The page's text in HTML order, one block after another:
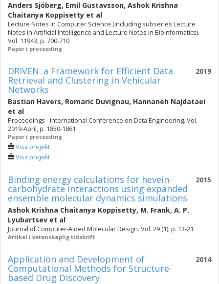
Anders Sjöberg, Emil Gustavsson, Ashok Krishna
Chaitanya Koppisetty et al
Lecture Notes in Computer Science (including subseries Lecture
Notes in Artificial Intelligence and Lecture Notes in Bioinformatics).
Vol. 11943, p. 700-710
Paper i proceeding
2019
DRIVEN: a Framework for Efficient Data
Retrieval and Clustering in Vehicular
Networks
Bastian Havers, Romaric Duvignau, Hannaneh Najdataei
et al
Proceedings - International Conference on Data Engineering. Vol.
2019-April, p. 1850-1861
Paper i proceeding
Visa projekt
Visa projekt
2015
Binding energy calculations for hevein-
carbohydrate interactions using expanded
ensemble molecular dynamics simulations
Ashok Krishna Chaitanya Koppisetty, M. Frank, A. P.
Lyubartsev et al
Journal of Computer-Aided Molecular Design. Vol. 29 (1), p. 13-21
Artikel i vetenskaplig tidskrift
2014
Application and Development of
Computational Methods for Structure-
based Drug Discovery